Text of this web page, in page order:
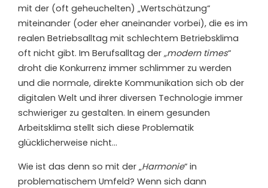
mit der (oft geheuchelten) „Wertschätzung“
miteinander (oder eher aneinander vorbei), die es im
realen Betriebsalltag mit schlechtem Betriebsklima
oft nicht gibt. Im Berufsalltag der „modern times“
droht die Konkurrenz immer schlimmer zu werden
und die normale, direkte Kommunikation sich ob der
digitalen Welt und ihrer diversen Technologie immer
schwieriger zu gestalten. In einem gesunden
Arbeitsklima stellt sich diese Problematik
glücklicherweise nicht…
Wie ist das denn so mit der „Harmonie“ in
problematischem Umfeld? Wenn sich dann